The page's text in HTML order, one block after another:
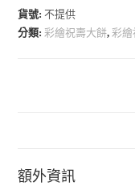
貨號:不提供
分類:彩繪祝壽大餅,彩
額外資訊